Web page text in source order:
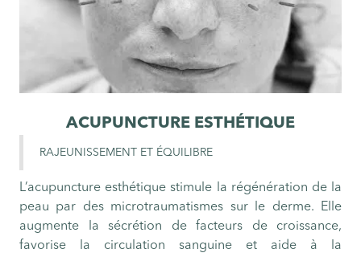
ACUPUNCTURE ESTHÉTIQUE
RAJEUNISSEMENT ET ÉQUILIBRE
L’acupuncture esthétique stimule la régénération de la
peau par des microtraumatismes sur le derme. Elle
augmente la sécrétion de facteurs de croissance,
favorise la circulation sanguine et aide à la